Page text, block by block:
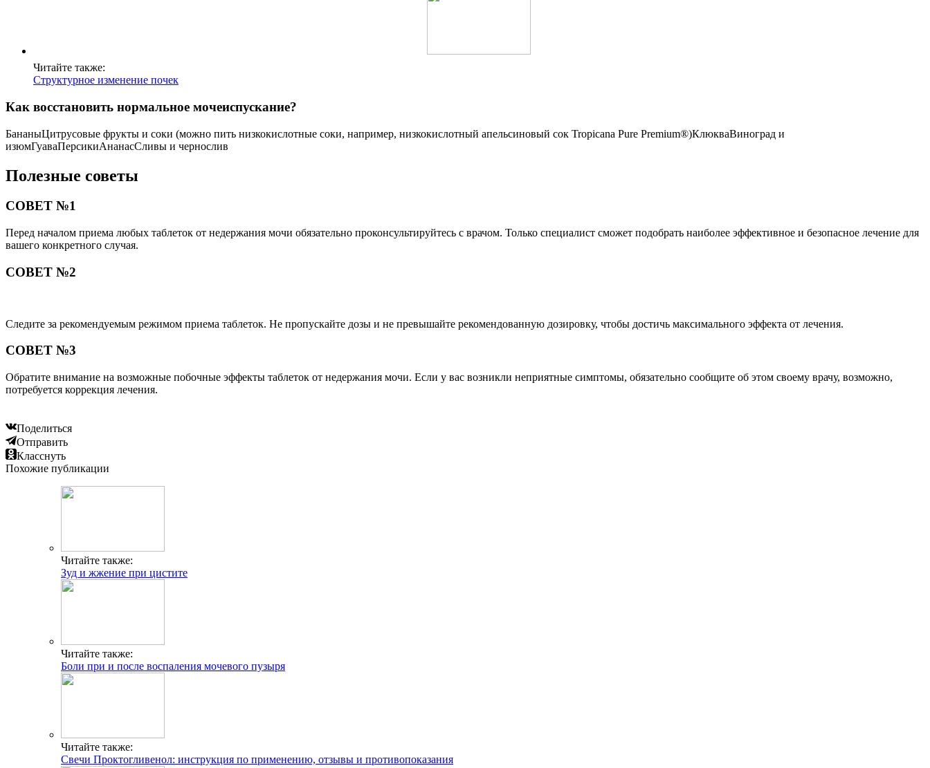
Читайте также:
Структурное изменение почек
Как восстановить нормальное мочеиспускание?
БананыЦитрусовые фрукты и соки (можно пить низкокислотные соки, например, низкокислотный апельсиновый сок Tropicana Pure Premium®)КлюкваВиноград и
изюмГуаваПерсикиАнанасСливы и чернослив
Полезные советы
СОВЕТ №1
Перед началом приема любых таблеток от недержания мочи обязательно проконсультируйтесь с врачом. Только специалист сможет подобрать наиболее эффективное и безопасное лечение для
вашего конкретного случая.
СОВЕТ №2
Следите за рекомендуемым режимом приема таблеток. Не пропускайте дозы и не превышайте рекомендованную дозировку, чтобы достичь максимального эффекта от лечения.
СОВЕТ №3
Обратите внимание на возможные побочные эффекты таблеток от недержания мочи. Если у вас возникли неприятные симптомы, обязательно сообщите об этом своему врачу, возможно,
потребуется коррекция лечения.
Поделиться
Отправить
Класснуть
Похожие публикации
Читайте также:
Зуд и жжение при цистите
Читайте также:
Боли при и после воспаления мочевого пузыря
Читайте также:
Свечи Проктогливенол: инструкция по применению, отзывы и противопоказания